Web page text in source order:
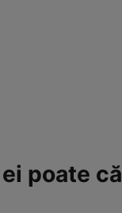
poate că